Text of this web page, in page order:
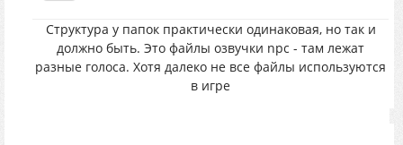
Структура у папок практически одинаковая, но так и
должно быть. Это файлы озвучки npc - там лежат
разные голоса. Хотя далеко не все файлы используются
в игре